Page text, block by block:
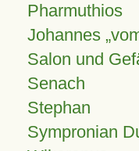
Pharmuthios
Johannes
Salon und
Senach
Stephan
Sympronian